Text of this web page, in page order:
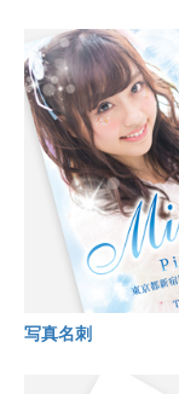
写真名刺